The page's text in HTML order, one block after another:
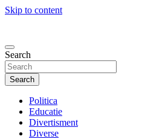
Skip to content
Search
Search
Politica
Educatie
Divertisment
Diverse